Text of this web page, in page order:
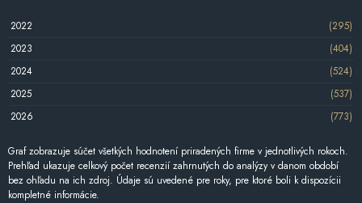
2022
(295)
2023
(404)
2024
(524)
2025
(537)
2026
(773)
Graf zobrazuje súčet všetkých hodnotení priradených firme v jednotlivých rokoch.
Prehľad ukazuje celkový počet recenzií zahrnutých do analýzy v danom období
bez ohľadu na ich zdroj. Údaje sú uvedené pre roky, pre ktoré boli k dispozícii
kompletné informácie.